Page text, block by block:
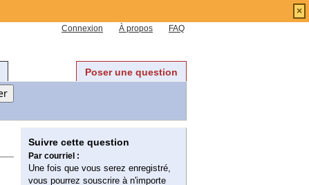
Connexion À propos FAQ
Poser une question
Suivre cette question
Par courriel :
Une fois que vous serez enregistré,
vous pourrez souscrire à n'importe
×